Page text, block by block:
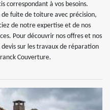
correspondant à vos besoins.
fuite de toiture avec précision,
de notre expertise et de nos
Pour découvrir nos offres et nos
sur les travaux de réparation
Couverture.